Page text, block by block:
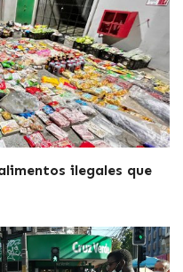
ilegales que